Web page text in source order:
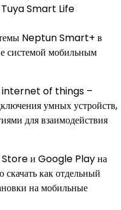
Tuya Smart Life
Neptun Smart+ в
системой мобильным
internet of things –
умных устройств,
для взаимодействия
и Google Play на
как отдельный
на мобильные